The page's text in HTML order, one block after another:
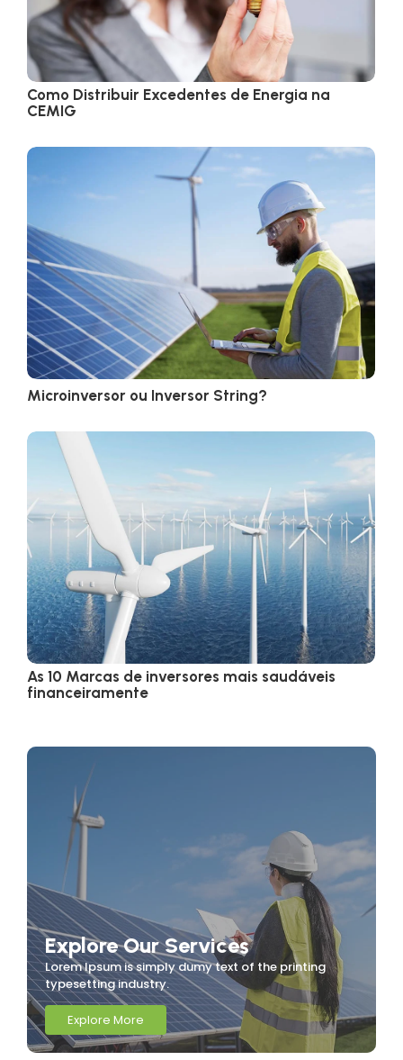
Como Distribuir Excedentes de Energia na
CEMIG
Microinversor ou Inversor String?
As 10 Marcas de inversores mais saudáveis
financeiramente
Explore Our Services
Lorem Ipsum is simply dumy text of the printing
typesetting industry.
Explore More